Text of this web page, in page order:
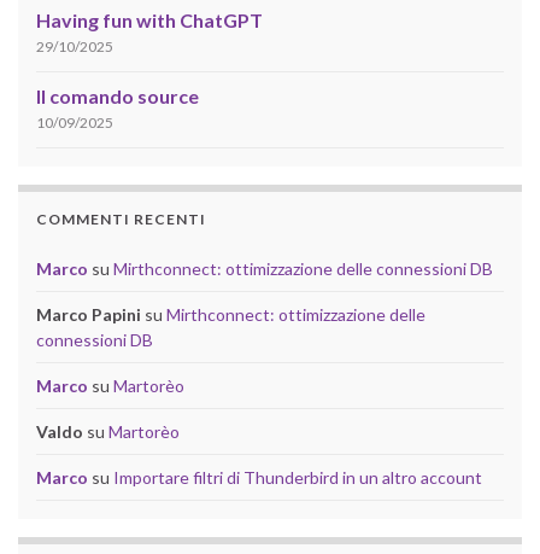
Having fun with ChatGPT
29/10/2025
Il comando source
10/09/2025
COMMENTI RECENTI
Marco su Mirthconnect: ottimizzazione delle connessioni DB
Marco Papini su Mirthconnect: ottimizzazione delle
connessioni DB
Marco su Martorèo
Valdo su Martorèo
Marco su Importare filtri di Thunderbird in un altro account